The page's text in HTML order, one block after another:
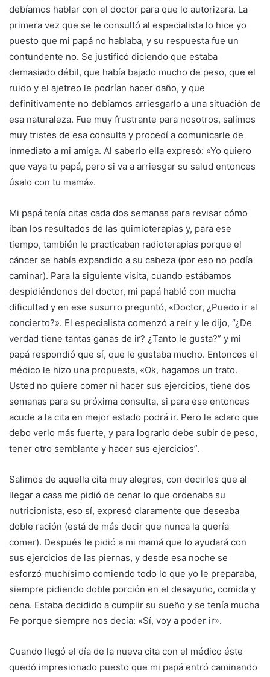
debíamos hablar con el doctor para que lo autorizara. La
primera vez que se le consultó al especialista lo hice yo
puesto que mi papá no hablaba, y su respuesta fue un
contundente no. Se justificó diciendo que estaba
demasiado débil, que había bajado mucho de peso, que el
ruido y el ajetreo le podrían hacer daño, y que
definitivamente no debíamos arriesgarlo a una situación de
esa naturaleza. Fue muy frustrante para nosotros, salimos
muy tristes de esa consulta y procedí a comunicarle de
inmediato a mi amiga. Al saberlo ella expresó: «Yo quiero
que vaya tu papá, pero si va a arriesgar su salud entonces
úsalo con tu mamá».
Mi papá tenía citas cada dos semanas para revisar cómo
iban los resultados de las quimioterapias y, para ese
tiempo, también le practicaban radioterapias porque el
cáncer se había expandido a su cabeza (por eso no podía
caminar). Para la siguiente visita, cuando estábamos
despidiéndonos del doctor, mi papá habló con mucha
dificultad y en ese susurro preguntó, «Doctor, ¿Puedo ir al
concierto?». El especialista comenzó a reír y le dijo, “¿De
verdad tiene tantas ganas de ir? ¿Tanto le gusta?” y mi
papá respondió que sí, que le gustaba mucho. Entonces el
médico le hizo una propuesta, «Ok, hagamos un trato.
Usted no quiere comer ni hacer sus ejercicios, tiene dos
semanas para su próxima consulta, si para ese entonces
acude a la cita en mejor estado podrá ir. Pero le aclaro que
debo verlo más fuerte, y para lograrlo debe subir de peso,
tener otro semblante y hacer sus ejercicios”.
Salimos de aquella cita muy alegres, con decirles que al
llegar a casa me pidió de cenar lo que ordenaba su
nutricionista, eso sí, expresó claramente que deseaba
doble ración (está de más decir que nunca la quería
comer). Después le pidió a mi mamá que lo ayudará con
sus ejercicios de las piernas, y desde esa noche se
esforzó muchísimo comiendo todo lo que yo le preparaba,
siempre pidiendo doble porción en el desayuno, comida y
cena. Estaba decidido a cumplir su sueño y se tenía mucha
Fe porque siempre nos decía: «Sí, voy a poder ir».
Cuando llegó el día de la nueva cita con el médico éste
quedó impresionado puesto que mi papá entró caminando